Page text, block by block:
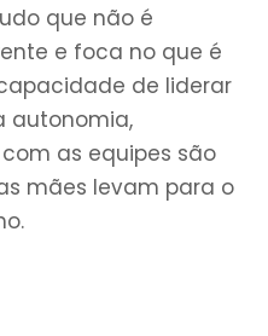
que não é
e foca no que é
de liderar
autonomia,
as equipes são
mães levam para o